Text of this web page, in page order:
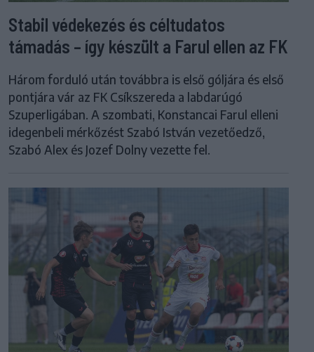
Stabil védekezés és céltudatos
támadás – így készült a Farul ellen az FK
Három forduló után továbbra is első góljára és első
pontjára vár az FK Csíkszereda a labdarúgó
Szuperligában. A szombati, Konstancai Farul elleni
idegenbeli mérkőzést Szabó István vezetőedző,
Szabó Alex és Jozef Dolny vezette fel.